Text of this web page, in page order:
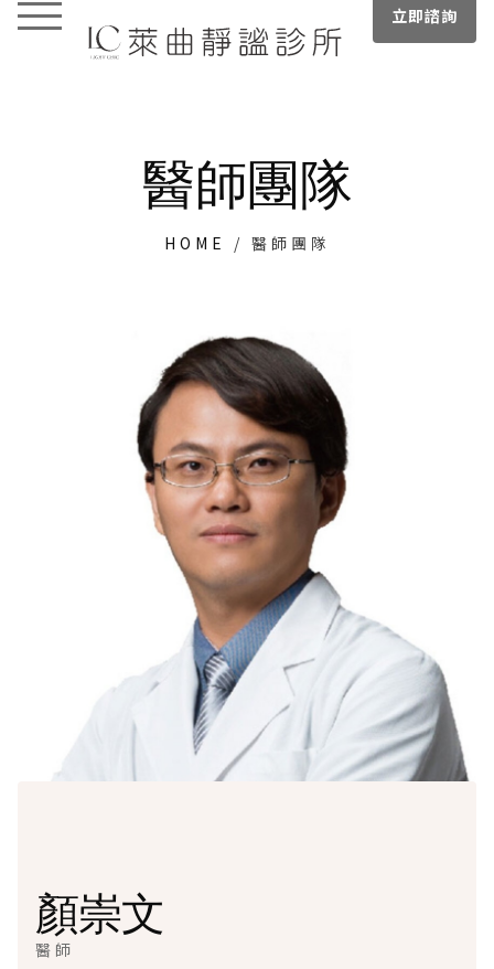
立即諮詢
醫師團隊
HOME / 醫師團隊
顏崇文
醫師